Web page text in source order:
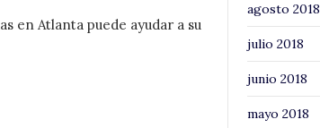
en Atlanta puede ayudar a su
agosto 2018
julio 2018
junio 2018
mayo 2018